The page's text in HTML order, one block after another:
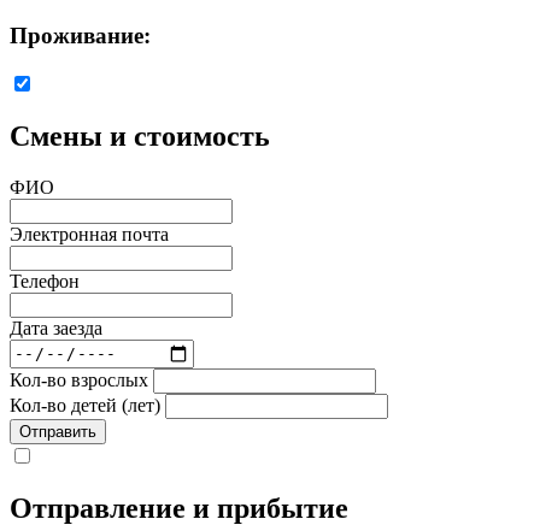
Проживание:
Смены и стоимость
ФИО
Электронная почта
Телефон
Дата заезда
Кол-во взрослых
Кол-во детей (лет)
Отправить
Отправление и прибытие